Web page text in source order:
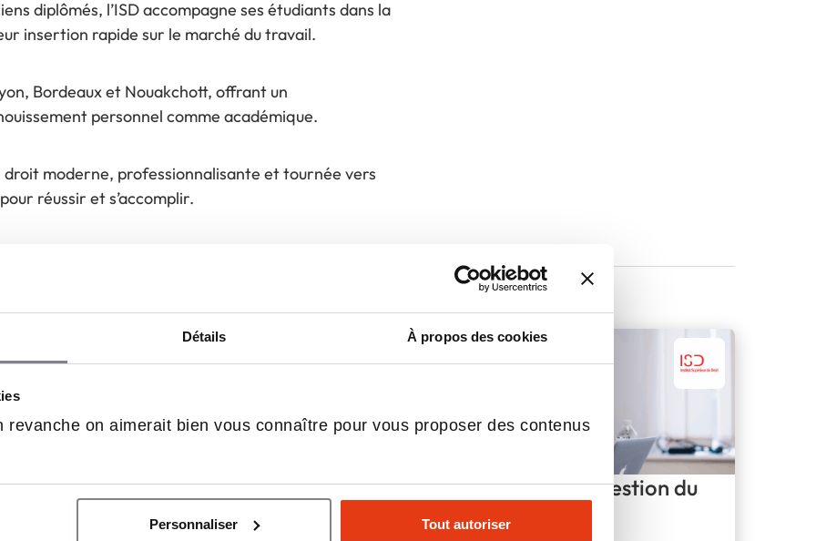
Détails À propos des cookies
revanche on aimerait bien vous connaître pour vous proposer des contenus
Personnaliser Tout autoriser
diplômés, l’ISD accompagne ses étudiants dans la
insertion rapide sur le marché du travail.
Bordeaux et Nouakchott, offrant un
personnel comme académique.
droit moderne, professionnalisante et tournée vers
réussir et s’accomplir.
Bachelor Droit – Carrières
Mastère 1 : Droit et gestion du
patrimoine